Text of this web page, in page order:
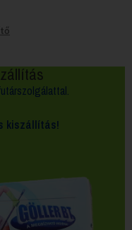
kiszállítás!